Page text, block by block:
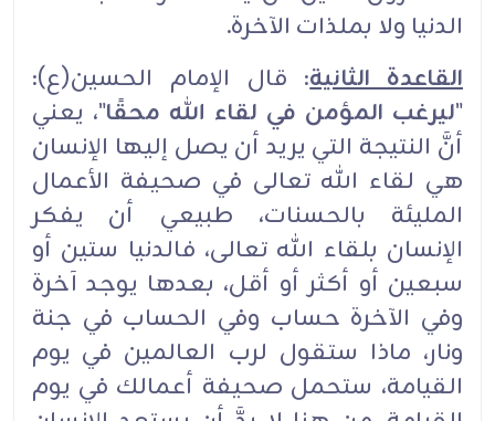
الدنيا ولا بملذات الآخرة.
القاعدة الثانية: قال الإمام الحسين(ع):
"ليرغب المؤمن في لقاء الله محقًا"، يعني
أنَّ النتيجة التي يريد أن يصل إليها الإنسان
هي لقاء الله تعالى في صحيفة الأعمال
المليئة بالحسنات، طبيعي أن يفكر
الإنسان بلقاء الله تعالى، فالدنيا ستين أو
سبعين أو أكثر أو أقل، بعدها يوجد آخرة
وفي الآخرة حساب وفي الحساب في جنة
ونار، ماذا ستقول لرب العالمين في يوم
القيامة، ستحمل صحيفة أعمالك في يوم